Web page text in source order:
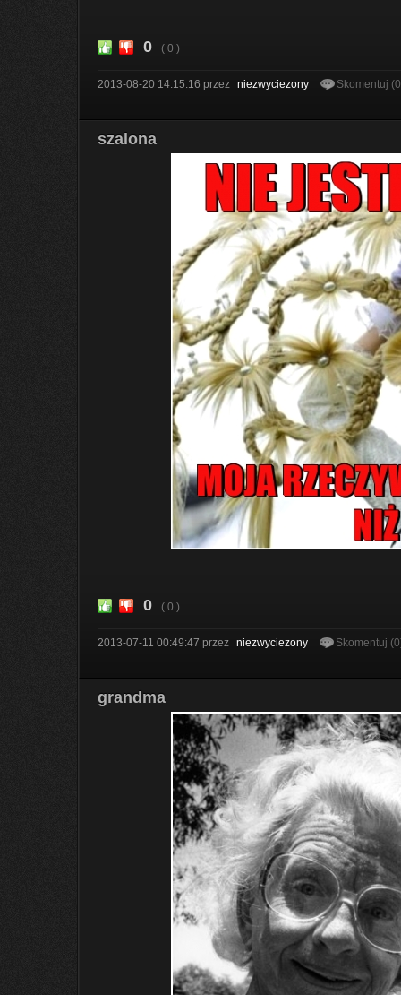
0 ( 0 )
2013-08-20 14:15:16 przez niezwyciezony Skomentuj
szalona
0 ( 0 )
2013-07-11 00:49:47 przez niezwyciezony Skomentuj
grandma